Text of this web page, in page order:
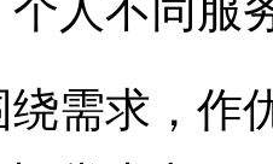
求，作